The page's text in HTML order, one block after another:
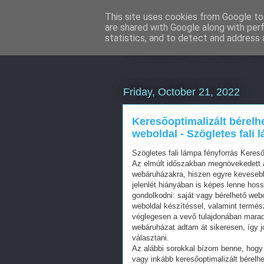
Online
Friday, October 21, 2022
Keresőoptimalizált
weboldal - Szögletes fali
Szögletes fali lámpa fényforrás
Az elmúlt időszakban
webáruházakra, hiszen egyre
jelenlét hiányában is képes lenne
gondolkodni: saját vagy bérelhető
weboldal készítéssel, valamint
véglegesen a vevő tulajdonában
webáruházat adtam át sikeresen, így
választani.
Az alábbi sorokkal bízom benne,
vagy inkább keresőoptimalizált
This site uses cookies from Google
are shared with Google along with
statistics, and to detect and address